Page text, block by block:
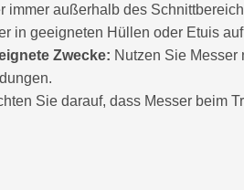
immer außerhalb des
in geeigneten Hüllen oder Etuis
Zwecke: Nutzen Sie Messer
Sie darauf, dass Messer beim